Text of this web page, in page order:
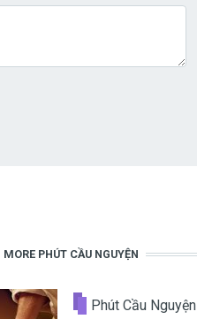
MORE PHÚT CẦU NGUYỆN
Phút Cầu Nguyện